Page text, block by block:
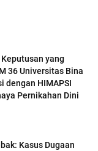
yang
36 Universitas Bina
dengan HIMAPSI
Pernikahan Dini
Kasus Dugaan